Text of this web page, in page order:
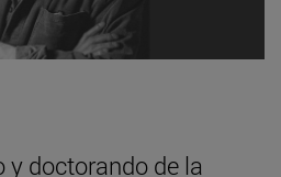
doctorando de la